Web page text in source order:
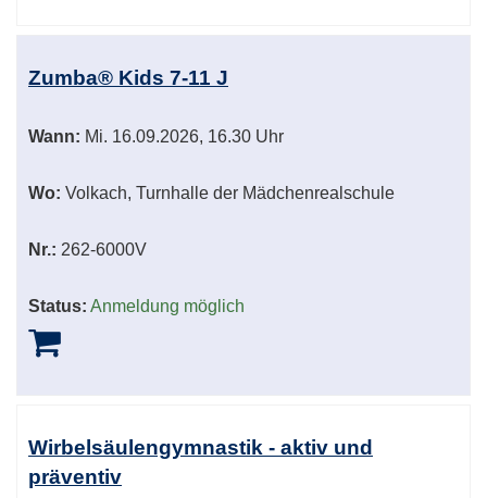
Zumba® Kids 7-11 J
Wann: Mi. 16.09.2026, 16.30 Uhr
Wo: Volkach, Turnhalle der Mädchenrealschule
Nr.: 262-6000V
Status: Anmeldung möglich
Wirbelsäulengymnastik - aktiv und
präventiv